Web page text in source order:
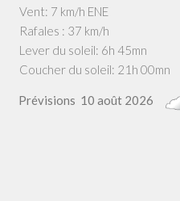
Vent: 7 km/h ENE
Rafales : 37 km/h
Lever du soleil: 6h 45mn
Coucher du soleil: 21h 00mn
Prévisions 10 août 2026